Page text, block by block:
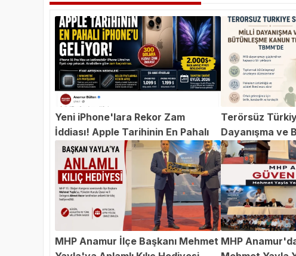
Yeni iPhone'lara Rekor Zam
İddiası! Apple Tarihinin En Pahalı
iPhone'u Geliyor
Terörsüz
Dayanışma ve
Teklifi
MHP Anamur İlçe Başkanı Mehmet MHP